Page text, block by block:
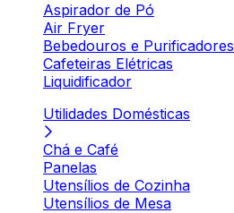
Aspirador de Pó
Air Fryer
Bebedouros e Purificadores
Cafeteiras Elétricas
Liquidificador
Utilidades Domésticas
Chá e Café
Panelas
Utensílios de Cozinha
Utensílios de Mesa